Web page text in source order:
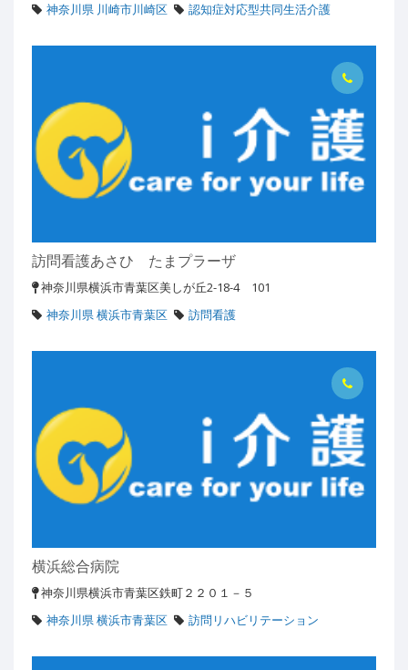
神奈川県 川崎市川崎区
認知症対応型共同生活介護
訪問看護あさひ たまプラーザ
神奈川県横浜市青葉区美しが丘2-18-4 101
神奈川県 横浜市青葉区
訪問看護
横浜総合病院
神奈川県横浜市青葉区鉄町２２０１－５
神奈川県 横浜市青葉区
訪問リハビリテーション